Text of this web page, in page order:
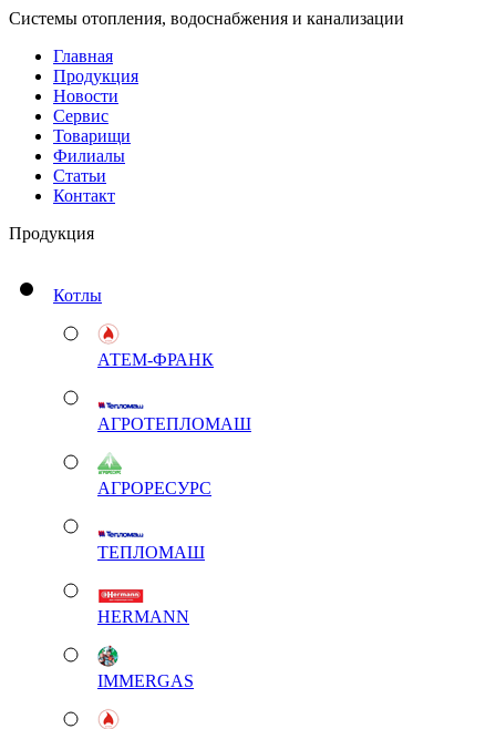
Системы отопления, водоснабжения и канализации
Главная
Продукция
Новости
Сервис
Товарищи
Филиалы
Статьи
Контакт
Продукция
Котлы
АТЕМ-ФРАНК
АГРОТЕПЛОМАШ
АГРОРЕСУРС
ТЕПЛОМАШ
HERMANN
IMMERGAS